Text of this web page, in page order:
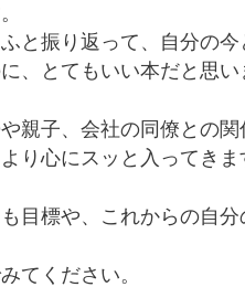
と振り返って、自分の
、とてもいい本だと思い
親子、会社の同僚との
り心にスッと入ってきま
目標や、これからの自
てください。